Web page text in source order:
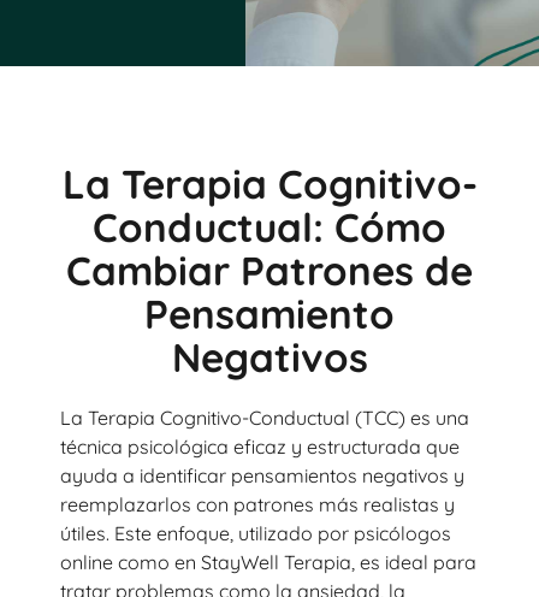
La Terapia Cognitivo-
Conductual: Cómo
Cambiar Patrones de
Pensamiento
Negativos
La Terapia Cognitivo-Conductual (TCC) es una
técnica psicológica eficaz y estructurada que
ayuda a identificar pensamientos negativos y
reemplazarlos con patrones más realistas y
útiles. Este enfoque, utilizado por psicólogos
online como en StayWell Terapia, es ideal para
tratar problemas como la ansiedad, la